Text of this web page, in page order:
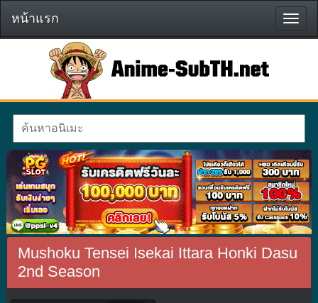
หน้า
แรก
หน้าแรก
Mushoku Tensei Isekai Ittara Honki Dasu
2nd Season